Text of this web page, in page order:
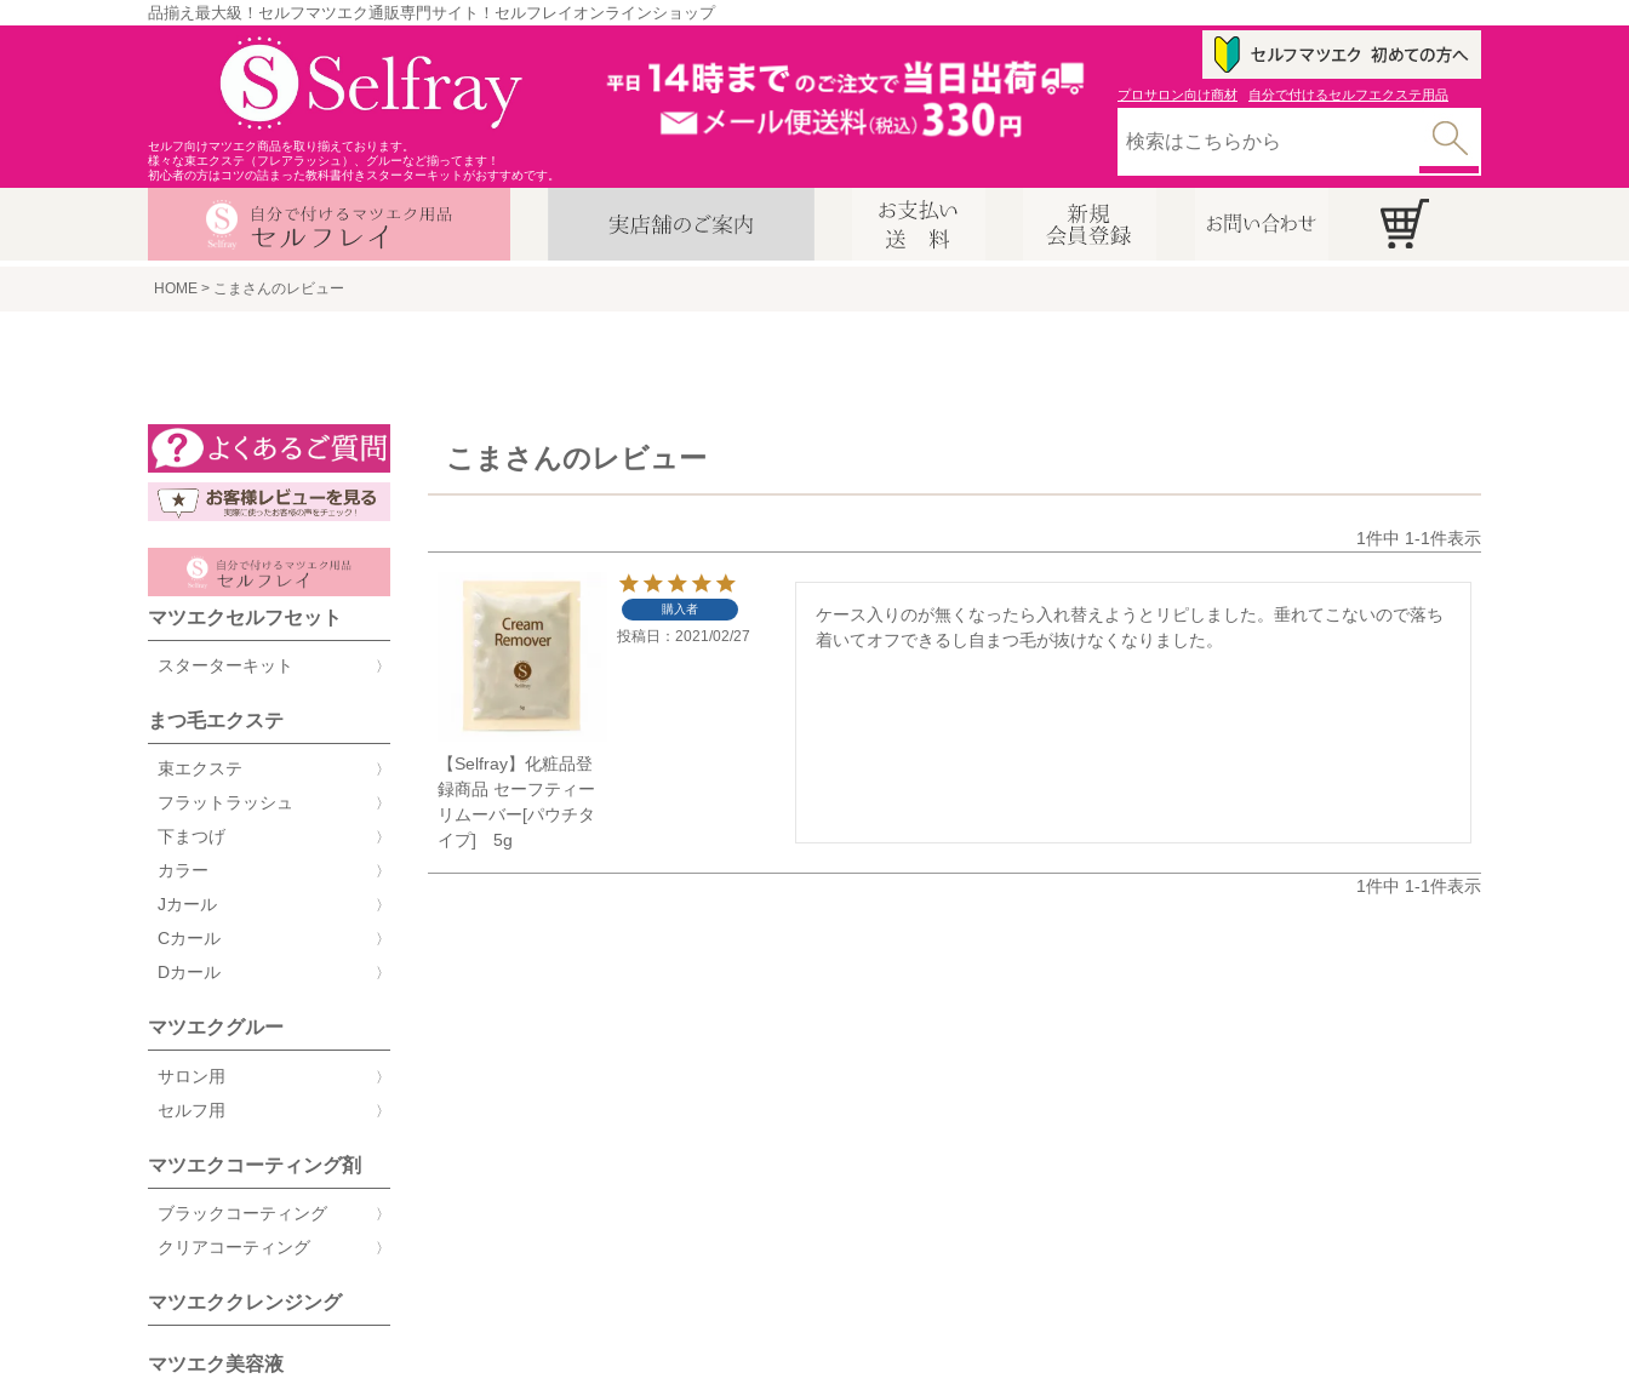
品揃え最大級！セルフマツエク通販専門サイト！セルフレイオンラインショップ
セルフ向けマツエク商品を取り揃えております。
様々な束エクステ（フレアラッシュ）、グルーなど揃ってます！
初心者の方はコツの詰まった教科書付きスターターキットがおすすめです。
プロサロン向け商材 自分で付けるセルフエクステ用品
HOME こまさんのレビュー
マツエクセルフセット
スターターキット
まつ毛エクステ
束エクステ
フラットラッシュ
下まつげ
カラー
Jカール
Cカール
Dカール
マツエクグルー
サロン用
セルフ用
マツエクコーティング剤
ブラックコーティング
クリアコーティング
マツエククレンジング
マツエク美容液
こまさんのレビュー
1件中 1-1件表示
【Selfray】化粧品登
録商品 セーフティー
リムーバー[パウチタ
イプ] 5g
購入者
投稿日 2021/02/27
ケース入りのが無くなったら入れ替えようとリピしました。垂れてこないので落ち
着いてオフできるし自まつ毛が抜けなくなりました。
1件中 1-1件表示